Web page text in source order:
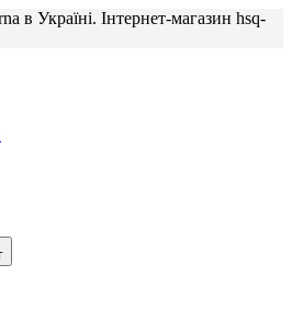
в Україні. Інтернет-магазин hsq-